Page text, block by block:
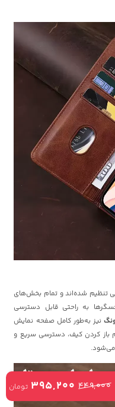
449,000
395,200 تومان
تنظیم شده‌اند و تمام بخش‌های
به راحتی قابل دسترسی
نیز به‌طور کامل صفحه نمایش
کردن کیف، دسترسی سریع و
می‌شود.